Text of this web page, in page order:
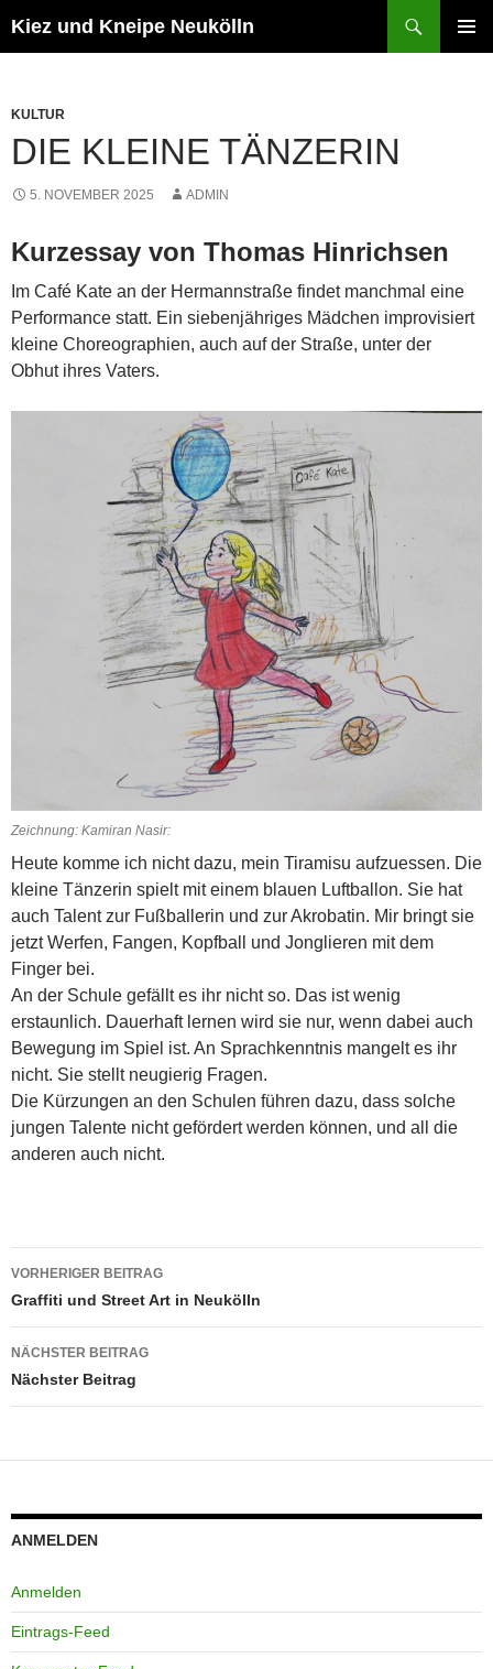
Inhalt
Kiez und Kneipe Neukölln
KULTUR
DIE KLEINE TÄNZERIN
5. NOVEMBER 2025 ADMIN
Kurzessay von Thomas Hinrichsen
Im Café Kate an der Hermannstraße findet manchmal eine
Performance statt. Ein siebenjähriges Mädchen improvisiert
kleine Choreographien, auch auf der Straße, unter der
Obhut ihres Vaters.
Zeichnung: Kamiran Nasir:
Heute komme ich nicht dazu, mein Tiramisu aufzuessen. Die
kleine Tänzerin spielt mit einem blauen Luftballon. Sie hat
auch Talent zur Fußballerin und zur Akrobatin. Mir bringt sie
jetzt Werfen, Fangen, Kopfball und Jonglieren mit dem
Finger bei.
An der Schule gefällt es ihr nicht so. Das ist wenig
erstaunlich. Dauerhaft lernen wird sie nur, wenn dabei auch
Bewegung im Spiel ist. An Sprachkenntnis mangelt es ihr
nicht. Sie stellt neugierig Fragen.
Die Kürzungen an den Schulen führen dazu, dass solche
jungen Talente nicht gefördert werden können, und all die
anderen auch nicht.
Beitragsnavigation
VORHERIGER BEITRAG
Graffiti und Street Art in Neukölln
NÄCHSTER BEITRAG
Nächster Beitrag
ANMELDEN
Anmelden
Eintrags-Feed